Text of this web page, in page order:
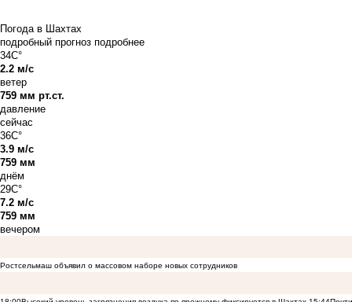
Погода в Шахтах
подробный прогноз подробнее
34C°
2.2 м/с
ветер
759 мм рт.ст.
давление
сейчас
36C°
3.9 м/с
759 мм
днём
29C°
7.2 м/с
759 мм
вечером
Ростсельмаш объявил о массовом наборе новых сотрудников